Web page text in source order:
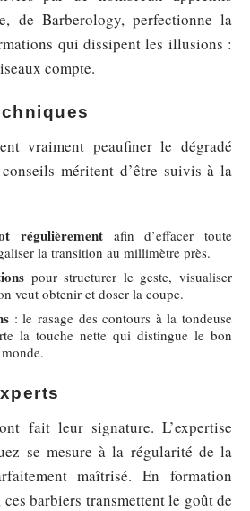
de Barberology, perfectionne la
qui dissipent les illusions :
compte.
vraiment peaufiner le dégradé
méritent d’être suivis à la
régulièrement afin d’effacer toute
la transition au millimètre près.
pour structurer le geste, visualiser
veut obtenir et doser la coupe.
: le rasage des contours à la tondeuse
la touche nette qui distingue le bon
fait leur signature. L’expertise
se mesure à la régularité de la
maîtrisé. En formation
barbiers transmettent le goût de